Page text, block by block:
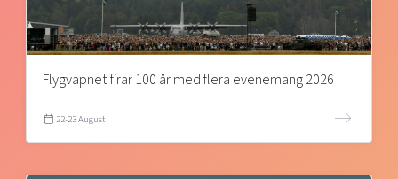
Flygvapnet firar 100 år med flera evenemang 2026
22-23 August